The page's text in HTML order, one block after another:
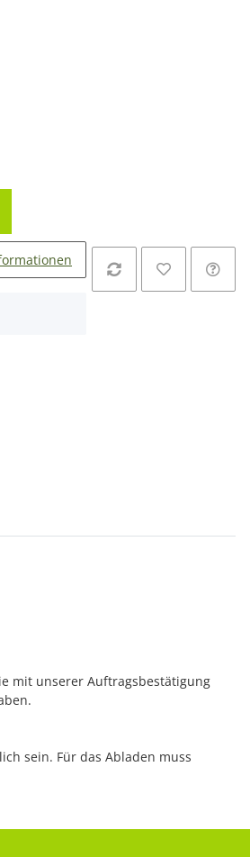
mit unserer Auftragsbestätigung
sein. Für das Abladen muss